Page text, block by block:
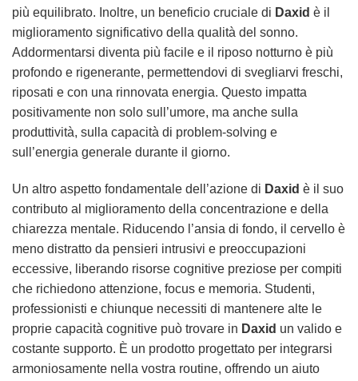
più equilibrato. Inoltre, un beneficio cruciale di Daxid è il
miglioramento significativo della qualità del sonno.
Addormentarsi diventa più facile e il riposo notturno è più
profondo e rigenerante, permettendovi di svegliarvi freschi,
riposati e con una rinnovata energia. Questo impatta
positivamente non solo sull’umore, ma anche sulla
produttività, sulla capacità di problem-solving e
sull’energia generale durante il giorno.
Un altro aspetto fondamentale dell’azione di Daxid è il suo
contributo al miglioramento della concentrazione e della
chiarezza mentale. Riducendo l’ansia di fondo, il cervello è
meno distratto da pensieri intrusivi e preoccupazioni
eccessive, liberando risorse cognitive preziose per compiti
che richiedono attenzione, focus e memoria. Studenti,
professionisti e chiunque necessiti di mantenere alte le
proprie capacità cognitive può trovare in Daxid un valido e
costante supporto. È un prodotto progettato per integrarsi
armoniosamente nella vostra routine, offrendo un aiuto